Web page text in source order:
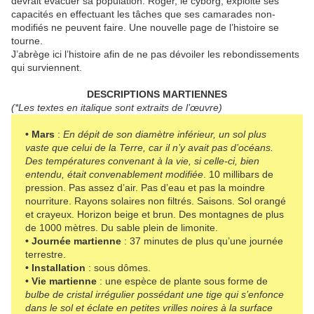
capacités en effectuant les tâches que ses camarades non-
modifiés ne peuvent faire. Une nouvelle page de l’histoire se
tourne.
J’abrège ici l’histoire afin de ne pas dévoiler les rebondissements
qui surviennent.
DESCRIPTIONS MARTIENNES
(*Les textes en italique sont extraits de l’œuvre)
• Mars : En dépit de son diamètre inférieur, un sol plus
vaste que celui de la Terre, car il n’y avait pas d’océans.
Des températures convenant à la vie, si celle-ci, bien
entendu, était convenablement modifiée . 10 millibars de
pression. Pas assez d’air. Pas d’eau et pas la moindre
nourriture. Rayons solaires non filtrés. Saisons. Sol orangé
et crayeux. Horizon beige et brun. Des montagnes de plus
de 1000 mètres. Du sable plein de limonite.
• Journée martienne : 37 minutes de plus qu’une journée
terrestre.
• Installation : sous dômes.
• Vie martienne : une espèce de plante sous forme de
bulbe de cristal irrégulier possédant une tige qui s’enfonce
dans le sol et éclate en petites vrilles noires à la surface